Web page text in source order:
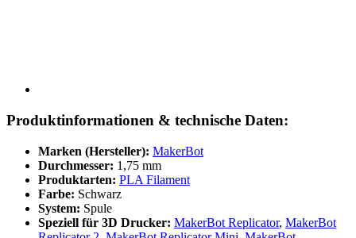
Produktinformationen & technische Daten:
Marken (Hersteller): MakerBot
Durchmesser: 1,75 mm
Produktarten: PLA Filament
Farbe: Schwarz
System: Spule
Speziell für 3D Drucker: MakerBot Replicator, MakerBot